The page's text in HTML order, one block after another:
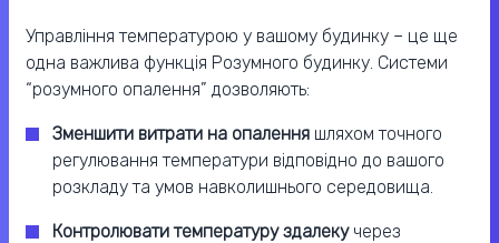
Управління температурою у вашому будинку – це ще
одна важлива функція Розумного будинку. Системи
“розумного опалення” дозволяють:
Зменшити витрати на опалення шляхом точного
регулювання температури відповідно до вашого
розкладу та умов навколишнього середовища.
Контролювати температуру здалекучерез